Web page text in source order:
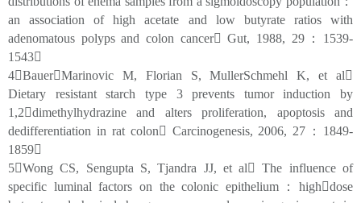
an association of high acetate and low butyrate ratios with
adenomatous polyps and colon cancer Gut, 1988, 29：1539-
1543
4BauerMarinovic M, Florian S, MullerSchmehl K, et al
Dietary resistant starch type 3 prevents tumor induction by
1,2dimethylhydrazine and alters proliferation, apoptosis and
dedifferentiation in rat colon Carcinogenesis, 2006, 27：1849-
1859
5Wong CS, Sengupta S, Tjandra JJ, et al The influence of
specific luminal factors on the colonic epithelium：highdose